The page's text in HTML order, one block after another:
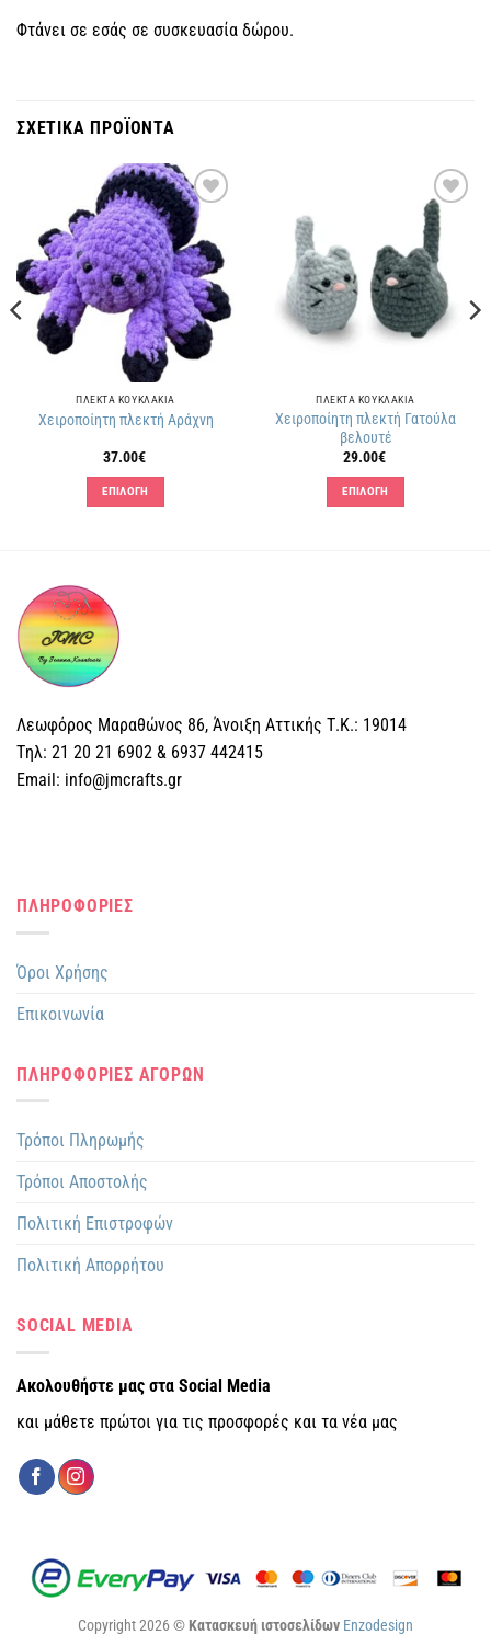
Φτάνει σε εσάς σε συσκευασία δώρου.
ΣΧΕΤΙΚΑ ΠΡΟΪΟΝΤΑ
Πρόσθήκη
στην
λίστα
επιθυμιών
ΠΛΕΚΤΑ KΟΥΚΛΑΚΙΑ
Χειροποίητη πλεκτή Αράχνη
37.00€
ΕΠΙΛΟΓΗ
να
επιλεγούν
στη
Πρόσθήκη
στην
λίστα
επιθυμιών
ΠΛΕΚΤΑ KΟΥΚΛΑΚΙΑ
Χειροποίητη πλεκτή Γατούλα
βελουτέ
29.00€
ΕΠΙΛΟΓΗ
να
Λεωφόρος Μαραθώνος 86, Άνοιξη Αττικής Τ.Κ.: 19014
Tηλ: 21 20 21 6902 & 6937 442415
Email: info@jmcrafts.gr
ΠΛΗΡΟΦΟΡΙΕΣ
Όροι Χρήσης
Επικοινωνία
ΠΛΗΡΟΦΟΡΙΕΣ ΑΓΟΡΩΝ
Τρόποι Πληρωμής
Τρόποι Αποστολής
Πολιτική Επιστροφών
Πολιτική Απορρήτου
SOCIAL MEDIA
Ακολουθήστε μας στα Social Media
και μάθετε πρώτοι για τις προσφορές και τα νέα μας
Copyright 2026 ©Κατασκευή ιστοσελίδων Enzodesign